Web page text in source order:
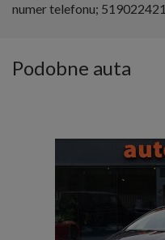
numer telefonu; 519022421
Podobne auta